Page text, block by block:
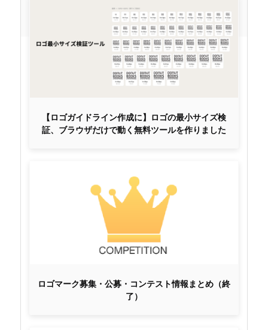
【ロゴガイドライン作成に】ロゴの最小サイズ検
証、ブラウザだけで動く無料ツールを作りました
ロゴマーク募集・公募・コンテスト情報まとめ（終
了）